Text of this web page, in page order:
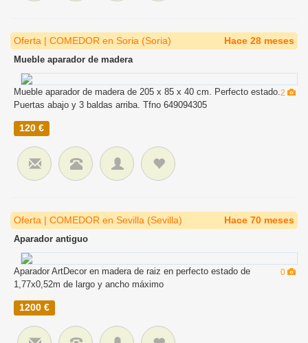
Oferta | COMEDOR en Soria (Soria) Hace 28 meses
Mueble aparador de madera
2
Mueble aparador de madera de 205 x 85 x 40 cm. Perfecto estado.
Puertas abajo y 3 baldas arriba. Tfno 649094305
120 €
Oferta | COMEDOR en Sevilla (Sevilla) Hace 70 meses
Aparador antiguo
0
Aparador ArtDecor en madera de raiz en perfecto estado de
1,77x0,52m de largo y ancho máximo
1200 €